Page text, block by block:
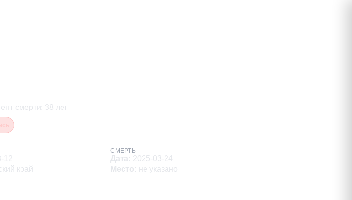
смерти : 38 лет
12
край
СМЕРТЬ
Дата: 2025-03-24
Место: не указано